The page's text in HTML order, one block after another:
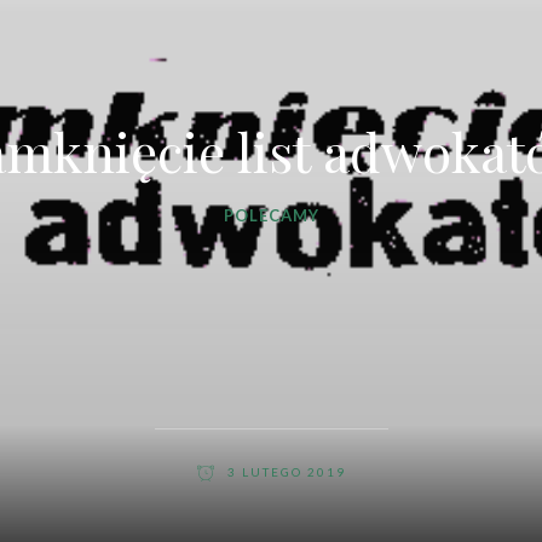
list
POLECAMY
3 LUTEGO 2019